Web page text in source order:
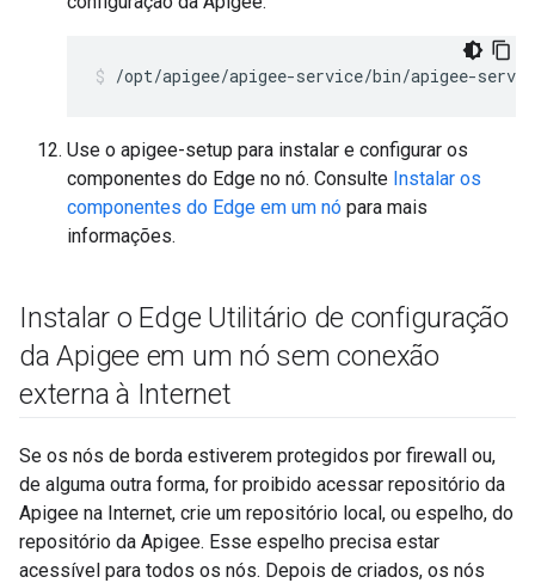
/opt/apigee/apigee-service/bin/apigee-
Use o apigee-setup para instalar e configurar os
componentes do Edge no nó. Consulte Instalar os
componentes do Edge em um nó para mais
informações.
Instalar o Edge Utilitário de configuração
da Apigee em um nó sem conexão
externa à Internet
Se os nós de borda estiverem protegidos por firewall ou,
de alguma outra forma, for proibido acessar repositório da
Apigee na Internet, crie um repositório local, ou espelho, do
repositório da Apigee. Esse espelho precisa estar
acessível para todos os nós. Depois de criados, os nós